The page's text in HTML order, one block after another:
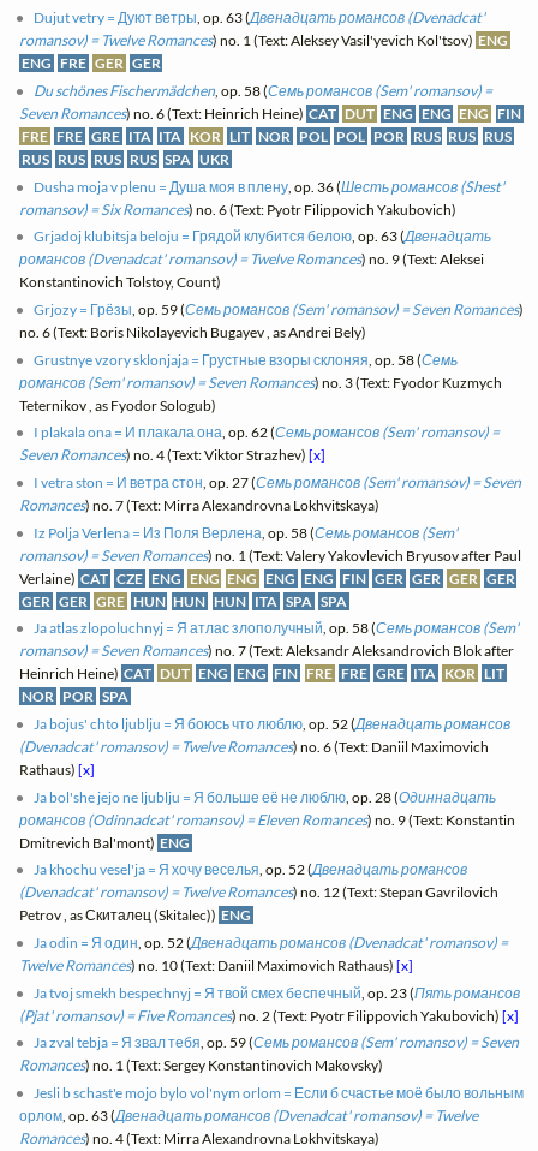
Dujut vetry = Дуют ветры, op. 63 (Двенадцать романсов (Dvenadcat'
romansov) = Twelve Romances) no. 1 (Text: Aleksey Vasil'yevich Kol'tsov) ENG
ENG FRE GER GER
Du schönes Fischermädchen , op. 58 (Семь романсов (Sem' romansov) =
Seven Romances) no. 6 (Text: Heinrich Heine) CAT DUT ENG ENG ENG FIN
FRE FRE GRE ITA ITA KOR LIT NOR POL POL POR RUS RUS RUS
RUS RUS RUS RUS SPA UKR
Dusha moja v plenu = Душа моя в плену , op. 36 (Шесть романсов (Shest'
romansov) = Six Romances) no. 6 (Text: Pyotr Filippovich Yakubovich)
Grjadoj klubitsja beloju = Грядой клубится белою, op. 63 (Двенадцать
романсов (Dvenadcat' romansov) = Twelve Romances) no. 9 (Text: Aleksei
Konstantinovich Tolstoy, Count)
Grjozy = Грёзы , op. 59 (Семь романсов (Sem' romansov) = Seven Romances)
no. 6 (Text: Boris Nikolayevich Bugayev , as Andrei Bely)
Grustnye vzory sklonjaja = Грустные взоры склоняя , op. 58 (Семь
романсов (Sem' romansov) = Seven Romances) no. 3 (Text: Fyodor Kuzmych
Teternikov , as Fyodor Sologub)
I plakala ona = И плакала она, op. 62 (Семь романсов (Sem' romansov) =
Seven Romances) no. 4 (Text: Viktor Strazhev)[x]
I vetra ston = И ветра стон , op. 27 (Семь романсов (Sem' romansov) = Seven
Romances) no. 7 (Text: Mirra Alexandrovna Lokhvitskaya)
Iz Polja Verlena = Из Поля Верлена , op. 58 (Семь романсов (Sem'
romansov) = Seven Romances) no. 1 (Text: Valery Yakovlevich Bryusov after Paul
Verlaine) CAT CZE ENG ENG ENG ENG ENG FIN GER GER GER GER
GER GER GRE HUN HUN HUN ITA SPA SPA
Ja atlas zlopoluchnyj = Я атлас злополучный, op. 58 (Семь романсов (Sem'
romansov) = Seven Romances) no. 7 (Text: Aleksandr Aleksandrovich Blok after
Heinrich Heine) CAT DUT ENG ENG FIN FRE FRE GRE ITA KOR LIT
NOR POR SPA
Ja bojus' chto ljublju = Я боюсь что люблю , op. 52 (Двенадцать романсов
(Dvenadcat' romansov) = Twelve Romances) no. 6 (Text: Daniil Maximovich
Rathaus)[x]
Ja bol'she jejo ne ljublju = Я больше её не люблю , op. 28 (Одиннадцать
романсов (Odinnadcat' romansov) = Eleven Romances) no. 9 (Text: Konstantin
Dmitrevich Bal'mont) ENG
Ja khochu vesel'ja = Я хочу веселья, op. 52 (Двенадцать романсов
(Dvenadcat' romansov) = Twelve Romances) no. 12 (Text: Stepan Gavrilovich
Petrov , as Скиталец (Skitalec)) ENG
Ja odin = Я один , op. 52 (Двенадцать романсов (Dvenadcat' romansov) =
Twelve Romances) no. 10 (Text: Daniil Maximovich Rathaus)[x]
Ja tvoj smekh bespechnyj = Я твой смех беспечный , op. 23 (Пять романсов
(Pjat' romansov) = Five Romances) no. 2 (Text: Pyotr Filippovich Yakubovich)[x]
Ja zval tebja = Я звал тебя, op. 59 (Семь романсов (Sem' romansov) = Seven
Romances) no. 1 (Text: Sergey Konstantinovich Makovsky)
Jesli b schast'e mojo bylo vol'nym orlom = Если б счастье моё было вольным
орлом, op. 63 (Двенадцать романсов (Dvenadcat' romansov) = Twelve
Romances) no. 4 (Text: Mirra Alexandrovna Lokhvitskaya)